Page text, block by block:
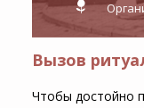
Вызов
Чтобы достойно